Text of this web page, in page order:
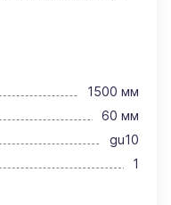
1500 мм
60 мм
gu10
1